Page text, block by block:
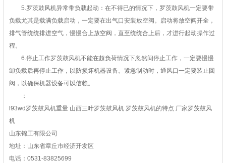
5.罗茨鼓风机异常带负载起动：在不得已的情况下，罗茨鼓风机一定要带
负载尤其是载满负载启动，一定要在出气口安装放空阀。启动将放空阀开全，
排气管统统排进空气，慢慢合上放空阀，直至统统合上后，才进行起动操作过
程。
6.停止工作罗茨鼓风机不能在超负荷情况下忽然间停止工作，一定要慢慢
卸负载后再停止工作，以防损坏机器设备。紧急制动时，通风口一定要装止回
阀，以确保机器设备可以信赖。
：
l93wd罗茨鼓风机重量 山西三叶罗茨鼓风机 罗茨鼓风机的特点 厂家罗茨鼓风
机
山东锦工有限公司
地址：山东省章丘市经济开发区
电话：0531-83825699